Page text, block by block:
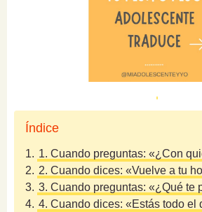
Índice
1. 1. Cuando preguntas: «¿Con
2. 2. Cuando dices: «Vuelve a tu
3. 3. Cuando preguntas: «¿Qué te
4. 4. Cuando dices: «Estás todo el